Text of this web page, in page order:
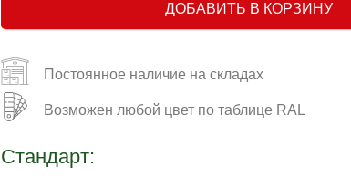
ДОБАВИТЬ В КОРЗИНУ
Постоянное наличие на складах
Возможен любой цвет по таблице RAL
Стандарт: